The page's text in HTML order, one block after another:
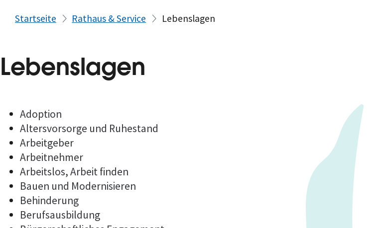
Startseite Rathaus & Service Lebenslagen
Lebenslagen
Adoption
Altersvorsorge und Ruhestand
Arbeitgeber
Arbeitnehmer
Arbeitslos, Arbeit finden
Bauen und Modernisieren
Behinderung
Berufsausbildung